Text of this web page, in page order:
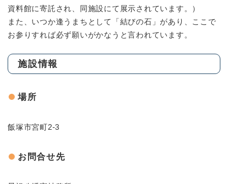
資料館に寄託され、同施設にて展示されています。）
また、いつか逢うまちとして「結びの石」があり、ここで
お参りすれば必ず願いがかなうと言われています。
施設情報
場所
飯塚市宮町2-3
お問合せ先